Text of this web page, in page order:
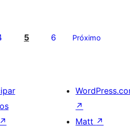
5 6 Próximo
↗
↗
Matt ↗